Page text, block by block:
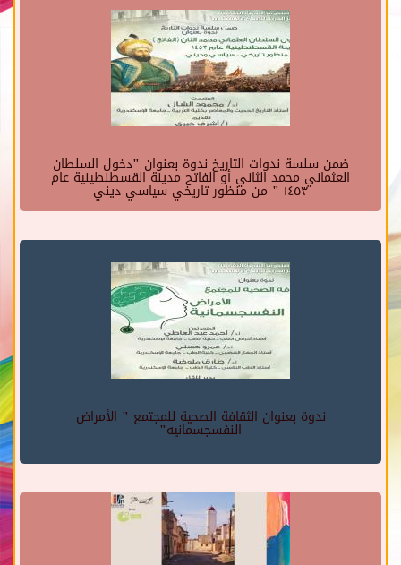
ضمن سلسة ندوات التاريخ ندوة بعنوان "دخول السلطان
العثماني محمد الثاني أو الفاتح مدينة القسطنطينية عام
١٤٥٣ " من منظور تاريخي سياسي ديني
ندوة بعنوان الثقافة الصحية للمجتمع " الأمراض
النفسجسمانيه"